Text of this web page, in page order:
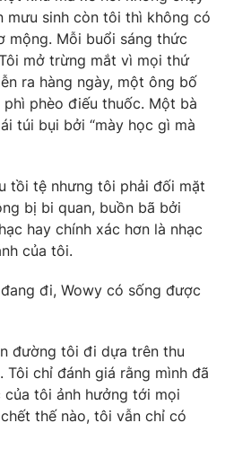
mưu sinh còn tôi thì không có
mộng. Mỗi buổi sáng thức
mở trừng mắt vì mọi thứ
ra hàng ngày, một ông bố
phèo điếu thuốc. Một bà
túi bụi bởi “mày học gì mà
tồi tệ nhưng tôi phải đối mặt
bị bi quan, buồn bã bởi
hay chính xác hơn là nhạc
của tôi.
đi, Wowy có sống được
đường tôi đi dựa trên thu
Tôi chỉ đánh giá rằng mình đã
tôi ảnh hưởng tới mọi
thế nào, tôi vẫn chỉ có